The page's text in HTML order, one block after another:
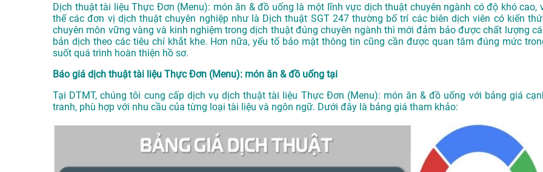
Dịch thuật tài liệu Thực Đơn (Menu): món ăn & đồ uống là một lĩnh vực dịch thuật chuyên ngành có độ khó cao,
thế các đơn vị dịch thuật chuyên nghiệp như là Dịch thuật SGT 247thường bố trí các biên dịch viên có kiến
chuyên môn vững vàng và kinh nghiệm trong dịch thuật đúng chuyên ngành thì mới đảm bảo được chất lượng
bản dịch theo các tiêu chí khắt khe. Hơn nữa, yếu tố bảo mật thông tin cũng cần được quan tâm đúng mức
suốt quá trình hoàn thiện hồ sơ.
Báo giá dịch thuật tài liệu Thực Đơn (Menu): món ăn & đồ uống tại
Tại DTMT, chúng tôi cung cấp dịch vụ dịch thuật tài liệu Thực Đơn (Menu): món ăn & đồ uống với bảng giá
tranh, phù hợp với nhu cầu của từng loại tài liệu và ngôn ngữ. Dưới đây là bảng giá tham khảo: